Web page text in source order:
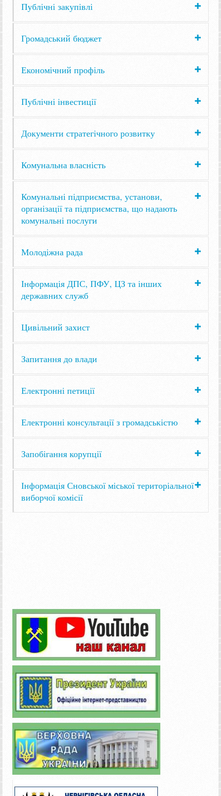
Публічні закупівлі
Громадський бюджет
Економічний профіль
Публічні інвестиції
Документи стратегічного розвитку
Комунальна власність
Комунальні підприємства, установи,
організації та підприємства, що надають
комунальні послуги
Молодіжна рада
Інформація ДПС, ПФУ, ЦЗ та інших
державних служб
Цивільний захист
Запитання до влади
Електронні петиції
Електронні консультації з громадськістю
Запобігання корупції
Інформація Сновської міської територіальної
виборчої комісії